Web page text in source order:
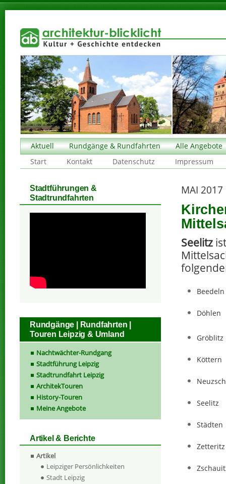
Aktuell Rundgänge & Rundfahrten
Alle Angebote
Start
Kontakt Datenschutz Impressum
MAI 2017
Seelitz
Beedeln
Döhlen
Gröblitz
Köttern
Seelitz
Städten
Zetteritz
Stadtführungen &
Stadtrundfahrten
Rundgänge | Rundfahrten |
Touren Leipzig & Umland
Nachtwächter-Rundgang
Stadtführung Leipzig
Stadtrundfahrt Leipzig
ArchitekTouren
History-Touren
Meine Angebote
Artikel & Berichte
Artikel
Leipziger Persönlichkeiten
Stadt Leipzig